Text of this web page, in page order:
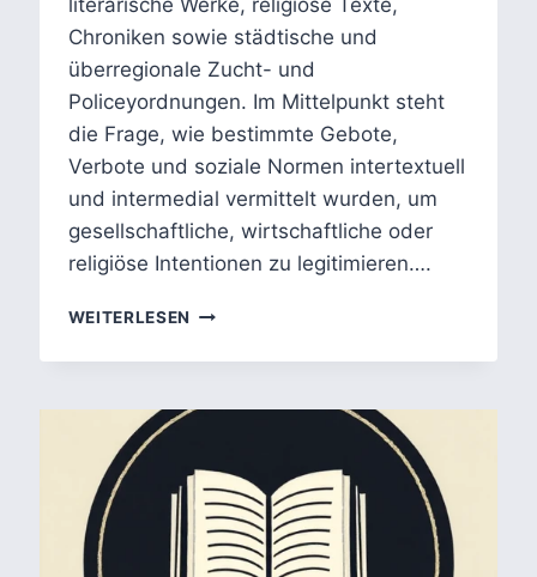
literarische Werke, religiöse Texte,
Chroniken sowie städtische und
überregionale Zucht- und
Policeyordnungen. Im Mittelpunkt steht
die Frage, wie bestimmte Gebote,
Verbote und soziale Normen intertextuell
und intermedial vermittelt wurden, um
gesellschaftliche, wirtschaftliche oder
religiöse Intentionen zu legitimieren….
WEITERLESEN WAHRHEITSPRODUKTION
WAHRHEITSDURCHSETZUNG
DER